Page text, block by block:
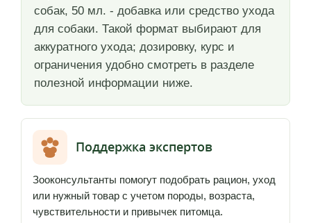
собак, 50 мл. - добавка или средство ухода
для собаки. Такой формат выбирают для
аккуратного ухода; дозировку, курс и
ограничения удобно смотреть в разделе
полезной информации ниже.
Поддержка экспертов
Зооконсультанты помогут подобрать рацион, уход
или нужный товар с учетом породы, возраста,
чувствительности и привычек питомца.